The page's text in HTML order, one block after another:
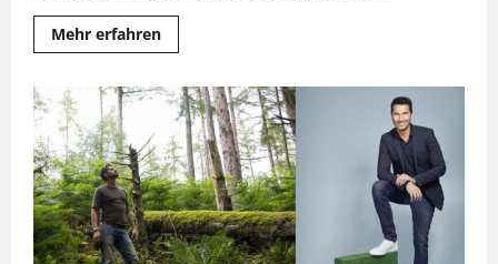
Mehr erfahrenMehr
Informationen
Familien
Chancen!“:
Sozialexperiment
bei
RTLzwei